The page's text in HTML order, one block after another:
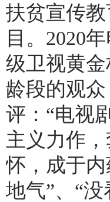
扶贫宣传
目。2020
级卫视黄
龄段的观
评：“电视
主义力作
怀，成于
地气”、“